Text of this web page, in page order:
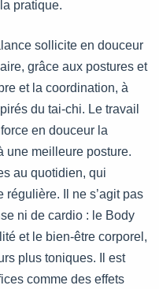
pratique.
sollicite en douceur
grâce aux postures et
et la coordination, à
du tai-chi. Le travail
en douceur la
une meilleure posture.
au quotidien, qui
régulière. Il ne s’agit pas
ni de cardio : le Body
et le bien-être corporel,
plus toniques. Il est
comme des effets